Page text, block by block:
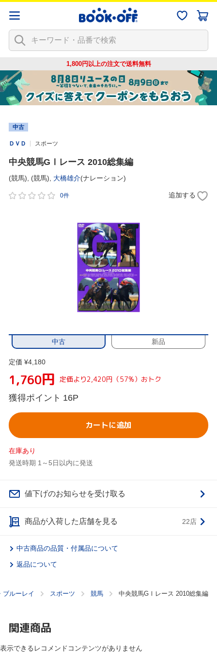
1,800円以上の注文で送料無料
中古
ＤＶＤ スポーツ
中央競馬GⅠレース 2010総集編
(競馬), (競馬), 大橋雄介(ナレーション)
0件 追加する
中古 新品
定価 ¥4,180
1,760円 定価より2,420円（57%）おトク
獲得ポイント 16P
カートに追加
在庫あり
発送時期 1～5日以内に発送
値下げのお知らせを受け取る
商品が入荷した店舗を見る 22店
中古商品の品質・付属品について
返品について
ブルーレイ スポーツ 競馬 中央競馬GⅠレース 2010総集編
関連商品
表示できるレコメンドコンテンツがありません